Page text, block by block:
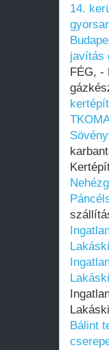
14.
javítás
FÉG, -
Bálint